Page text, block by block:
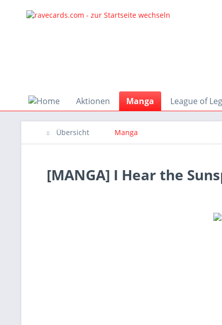
Aktionen Manga League of
Übersicht Manga
[MANGA] I Hear the